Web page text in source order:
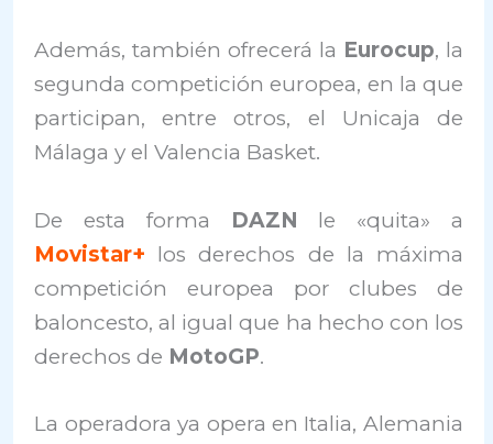
Además, también ofrecerá la Eurocup, la
segunda competición europea, en la que
participan, entre otros, el Unicaja de
Málaga y el Valencia Basket.
De esta forma DAZN le «quita» a
Movistar+ los derechos de la máxima
competición europea por clubes de
baloncesto, al igual que ha hecho con los
derechos de MotoGP.
La operadora ya opera en Italia, Alemania